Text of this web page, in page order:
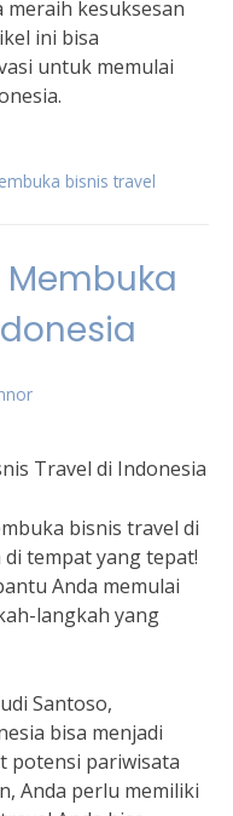
kesuksesan
ini bisa
untuk memulai
bisnis travel
Travel di Indonesia
bisnis travel di
di tempat yang tepat!
Anda memulai
langkah yang
Santoso,
bisa menjadi
potensi pariwisata
Anda perlu memiliki